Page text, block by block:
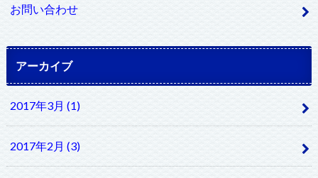
お問い合わせ
アーカイブ
2017年3月 (1)
2017年2月 (3)